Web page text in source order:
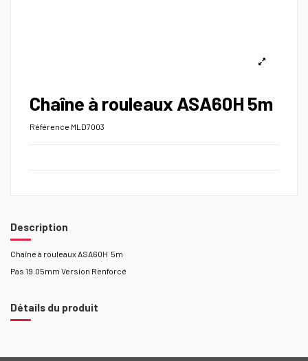
Chaîne à rouleaux ASA60H 5m
Référence MLD7003
Description
Chaîne à rouleaux ASA60H 5m
Pas 19.05mm Version Renforcé
Détails du produit